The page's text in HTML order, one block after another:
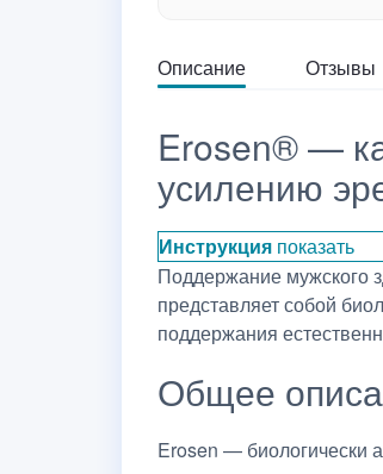
Описание Отзывы
Erosen® —
усилению
Инструкция показать
Поддержание мужского
представляет собой
поддержания
Общее
Erosen — биологически